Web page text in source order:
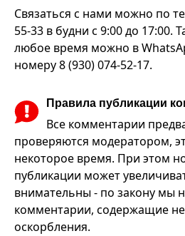
Связаться с нами можно по
55-33 в будни с 9:00 до 17:00.
любое время можно в
номеру 8 (930) 074-52-17.
Правила публикации
Все комментарии
проверяются модератором,
некоторое время. При этом
публикации может
внимательны - по закону мы
комментарии, содержащие
оскорбления.